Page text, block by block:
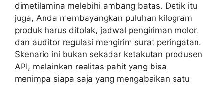
dimetilamina melebihi ambang batas. Detik itu
juga, Anda membayangkan puluhan kilogram
produk harus ditolak, jadwal pengiriman molor,
dan auditor regulasi mengirim surat peringatan.
Skenario ini bukan sekadar ketakutan produsen
API, melainkan realitas pahit yang bisa
menimpa siapa saja yang mengabaikan satu